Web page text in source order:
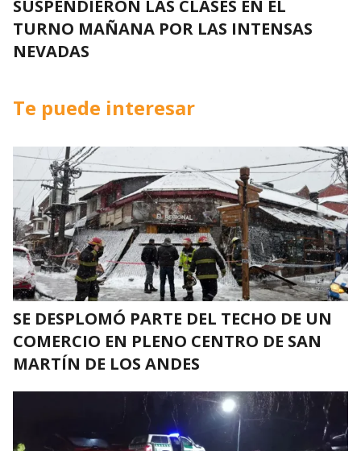
SUSPENDIERON LAS CLASES EN EL
TURNO MAÑANA POR LAS INTENSAS
NEVADAS
Te puede interesar
SE DESPLOMÓ PARTE DEL TECHO DE UN
COMERCIO EN PLENO CENTRO DE SAN
MARTÍN DE LOS ANDES